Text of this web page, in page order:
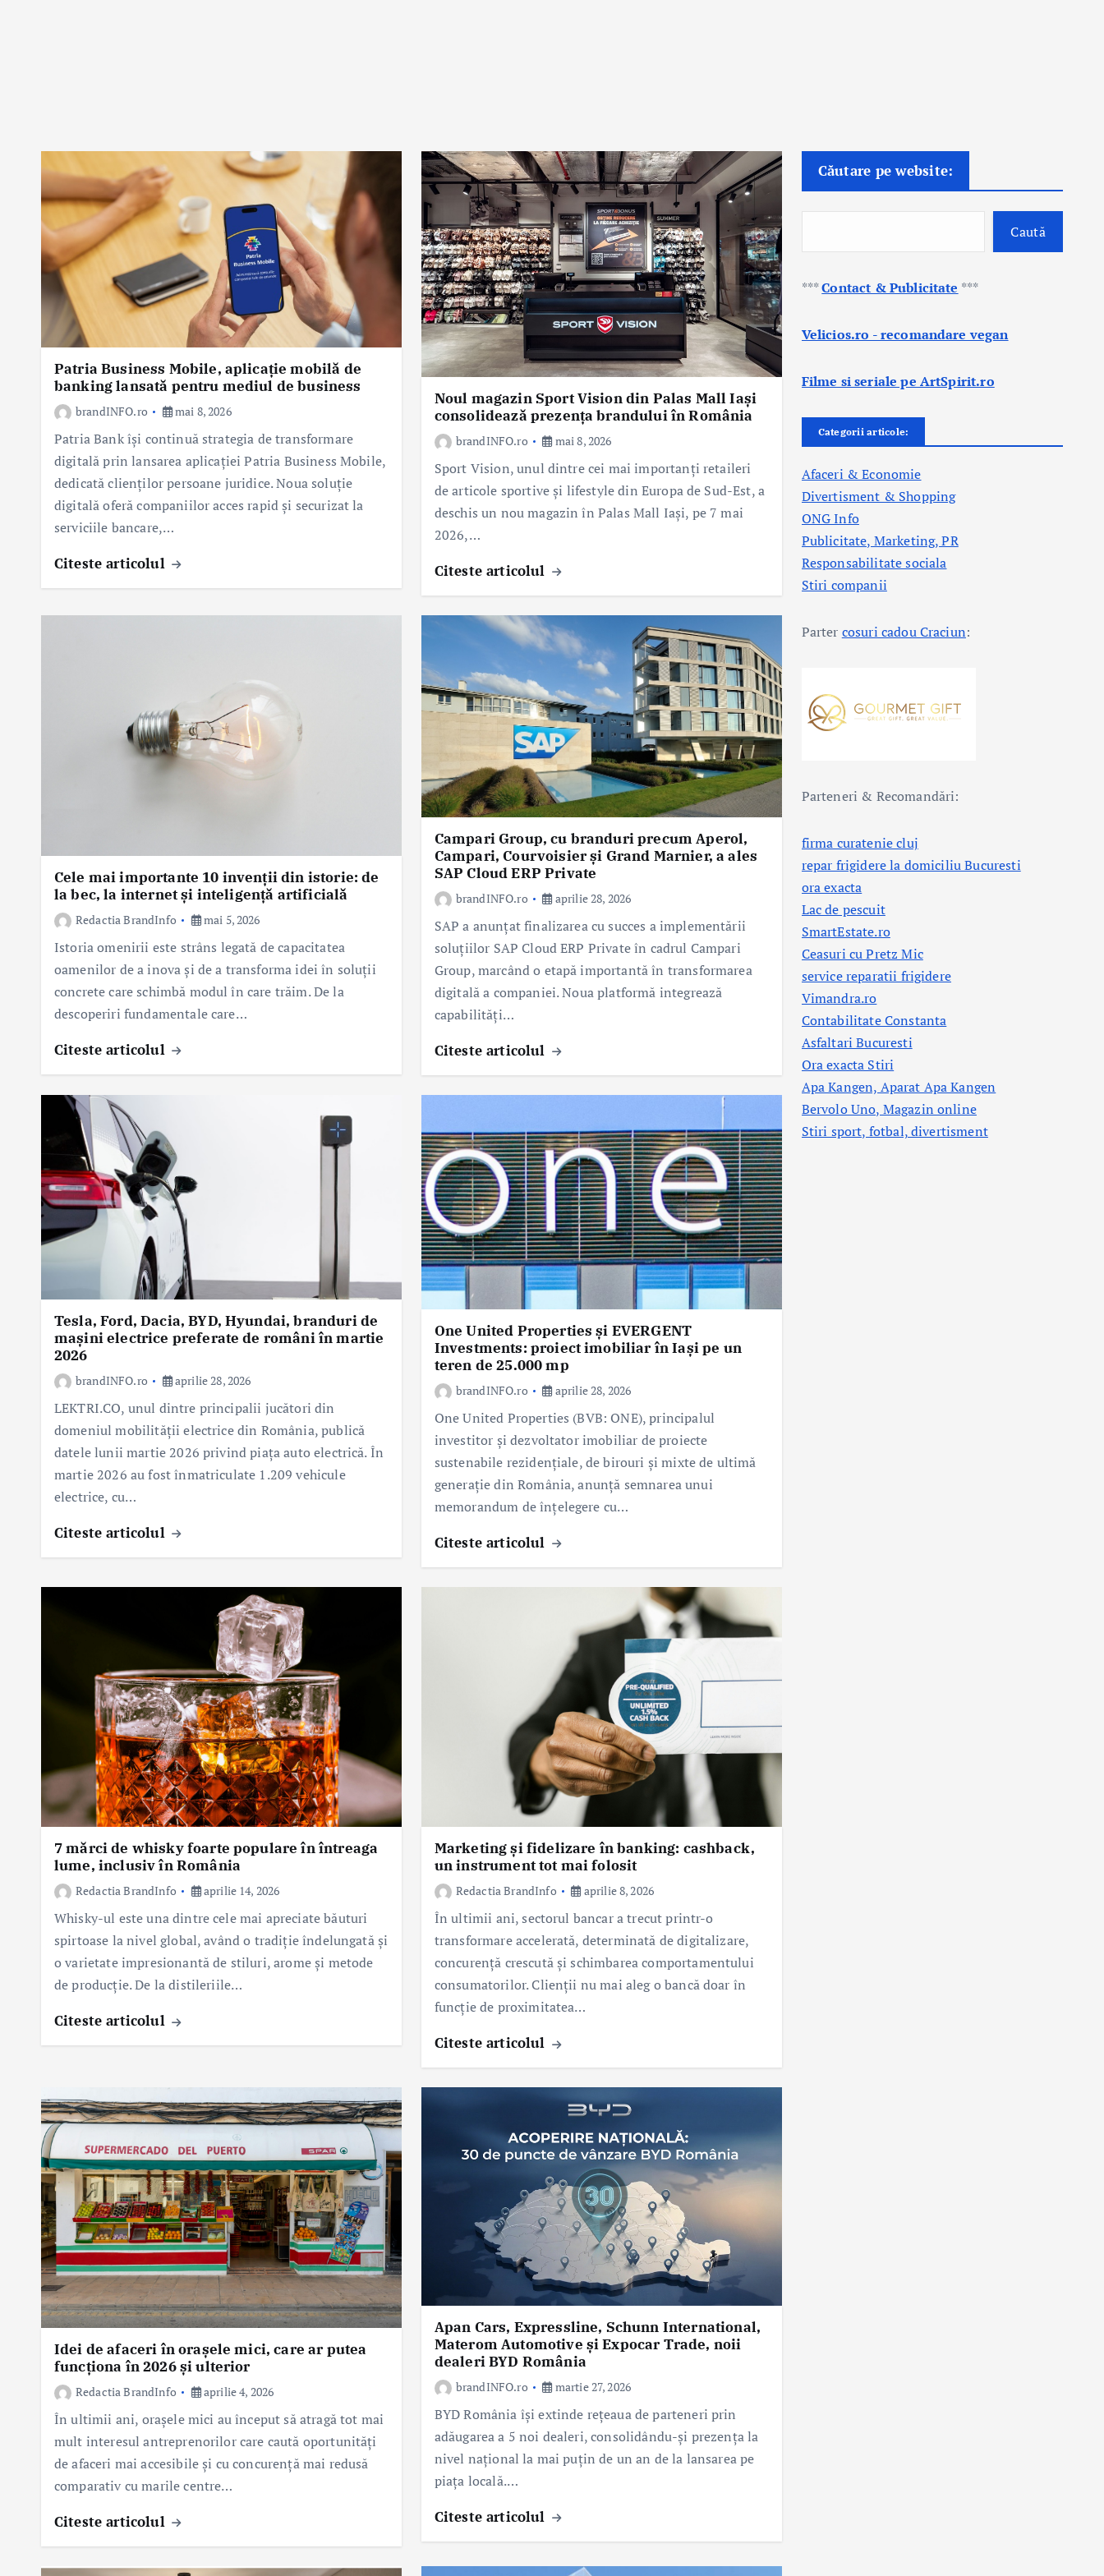
Patria Business Mobile, aplicație mobilă de
banking lansată pentru mediul de business
brandINFO.ro mai 8, 2026
Patria Bank își continuă strategia de transformare
digitală prin lansarea aplicației Patria Business Mobile,
dedicată clienților persoane juridice. Noua soluție
digitală oferă companiilor acces rapid și securizat la
serviciile bancare,…
Citeste articolul
Noul magazin Sport Vision din Palas Mall Iași
consolidează prezența brandului în România
brandINFO.ro mai 8, 2026
Sport Vision, unul dintre cei mai importanți retaileri
de articole sportive și lifestyle din Europa de Sud-Est, a
deschis un nou magazin în Palas Mall Iași, pe 7 mai
2026,…
Citeste articolul
Cele mai importante 10 invenții din istorie: de
la bec, la internet și inteligență artificială
Redactia BrandInfo mai 5, 2026
Istoria omenirii este strâns legată de capacitatea
oamenilor de a inova și de a transforma idei în soluții
concrete care schimbă modul în care trăim. De la
descoperiri fundamentale care…
Citeste articolul
Campari Group, cu branduri precum Aperol,
Campari, Courvoisier și Grand Marnier, a ales
SAP Cloud ERP Private
brandINFO.ro aprilie 28, 2026
SAP a anunțat finalizarea cu succes a implementării
soluțiilor SAP Cloud ERP Private în cadrul Campari
Group, marcând o etapă importantă în transformarea
digitală a companiei. Noua platformă integrează
capabilități…
Citeste articolul
Tesla, Ford, Dacia, BYD, Hyundai, branduri de
mașini electrice preferate de români în martie
2026
brandINFO.ro aprilie 28, 2026
LEKTRI.CO, unul dintre principalii jucători din
domeniul mobilității electrice din România, publică
datele lunii martie 2026 privind piața auto electrică. În
martie 2026 au fost înmatriculate 1.209 vehicule
electrice, cu…
Citeste articolul
One United Properties și EVERGENT
Investments: proiect imobiliar în Iași pe un
teren de 25.000 mp
brandINFO.ro aprilie 28, 2026
One United Properties (BVB: ONE), principalul
investitor și dezvoltator imobiliar de proiecte
sustenabile rezidențiale, de birouri și mixte de ultimă
generație din România, anunță semnarea unui
memorandum de înțelegere cu…
Citeste articolul
7 mărci de whisky foarte populare în întreaga
lume, inclusiv în România
Redactia BrandInfo aprilie 14, 2026
Whisky-ul este una dintre cele mai apreciate băuturi
spirtoase la nivel global, având o tradiție îndelungată și
o varietate impresionantă de stiluri, arome și metode
de producție. De la distileriile…
Citeste articolul
Marketing și fidelizare în banking: cashback,
un instrument tot mai folosit
Redactia BrandInfo aprilie 8, 2026
În ultimii ani, sectorul bancar a trecut printr-o
transformare accelerată, determinată de digitalizare,
concurență crescută și schimbarea comportamentului
consumatorilor. Clienții nu mai aleg o bancă doar în
funcție de proximitatea…
Citeste articolul
Idei de afaceri în orașele mici, care ar putea
funcționa în 2026 și ulterior
Redactia BrandInfo aprilie 4, 2026
În ultimii ani, orașele mici au început să atragă tot mai
mult interesul antreprenorilor care caută oportunități
de afaceri mai accesibile și cu concurență mai redusă
comparativ cu marile centre…
Citeste articolul
Apan Cars, Expressline, Schunn International,
Materom Automotive și Expocar Trade, noii
dealeri BYD România
brandINFO.ro martie 27, 2026
BYD România își extinde rețeaua de parteneri prin
adăugarea a 5 noi dealeri, consolidându-și prezența la
nivel național la mai puțin de un an de la lansarea pe
piața locală.…
Citeste articolul
Căutare pe website:
Caută
***Contact & Publicitate ***
Velicios.ro - recomandare vegan
Filme si seriale pe ArtSpirit.ro
Categorii articole:
Afaceri & Economie
Divertisment & Shopping
ONG Info
Publicitate, Marketing, PR
Responsabilitate sociala
Stiri companii
Parter cosuri cadou Craciun:
Parteneri & Recomandări:
firma curatenie cluj
repar frigidere la domiciliu Bucuresti
ora exacta
Lac de pescuit
SmartEstate.ro
Ceasuri cu Pretz Mic
service reparatii frigidere
Vimandra.ro
Contabilitate Constanta
Asfaltari Bucuresti
Ora exacta Stiri
Apa Kangen, Aparat Apa Kangen
Bervolo Uno, Magazin online
Stiri sport, fotbal,divertisment